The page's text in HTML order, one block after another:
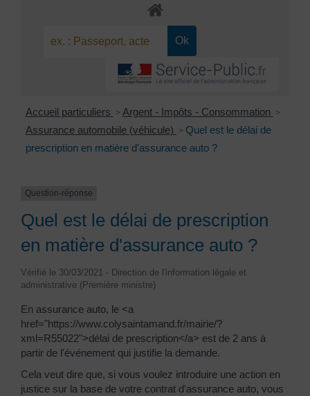
Accueil particuliers > Argent - Impôts - Consommation >
Assurance automobile (véhicule) > Quel est le délai de
prescription en matière d'assurance auto ?
Question-réponse
Quel est le délai de prescription
en matière d'assurance auto ?
Vérifié le 30/03/2021 - Direction de l'information légale et
administrative (Première ministre)
En assurance auto, le <a
href="https://www.colysaintamand.fr/mairie/?
xml=R55022">délai de prescription</a> est de 2 ans à
partir de l'événement qui justifie la demande.
Cela veut dire que, si vous voulez introduire une action en
justice sur la base de votre contrat d'assurance auto, vous